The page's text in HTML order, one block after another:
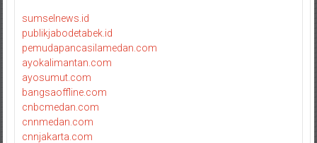
sumselnews.id
publikjabodetabek.id
pemudapancasilamedan.com
ayokalimantan.com
ayosumut.com
bangsaoffline.com
cnbcmedan.com
cnnmedan.com
cnnjakarta.com